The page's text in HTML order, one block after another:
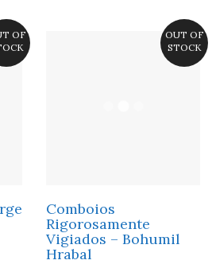
OF
OUT OF
STOCK
Comboios
Rigorosamente
Vigiados – Bohumil
Hrabal